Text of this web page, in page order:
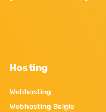
Hosting
Webhosting
Webhosting Belgie